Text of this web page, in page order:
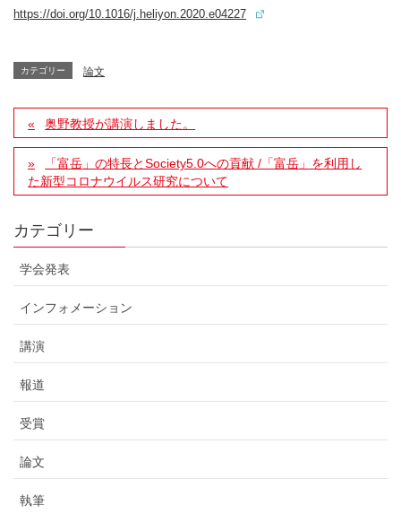
https://doi.org/10.1016/j.heliyon.2020.e04227
カテゴリー 論文
奥野教授が講演しました。
「富岳」の特長とSociety5.0への貢献 /「富岳」を利用し
た新型コロナウイルス研究について
カテゴリー
学会発表
インフォメーション
講演
報道
受賞
論文
執筆